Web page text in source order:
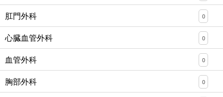
肛門外科 0
心臓血管外科 0
血管外科 0
胸部外科 0